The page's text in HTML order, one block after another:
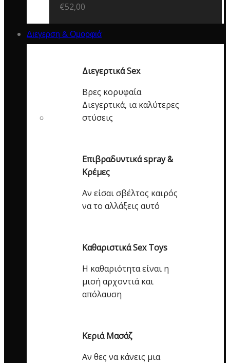
€52,00
Διεγερση & Ομορφιά
Διεγερτικά Sex
Βρες κορυφαία
Διεγερτικά, ια καλύτερες
στύσεις
Επιβραδυντικά spray &
Κρέμες
Αν είσαι σβέλτος καιρός
να το αλλάξεις αυτό
Καθαριστικά Sex Toys
Η καθαριότητα είναι η
μισή αρχοντιά και
απόλαυση
Κεριά Μασάζ
Αν θες να κάνεις μια